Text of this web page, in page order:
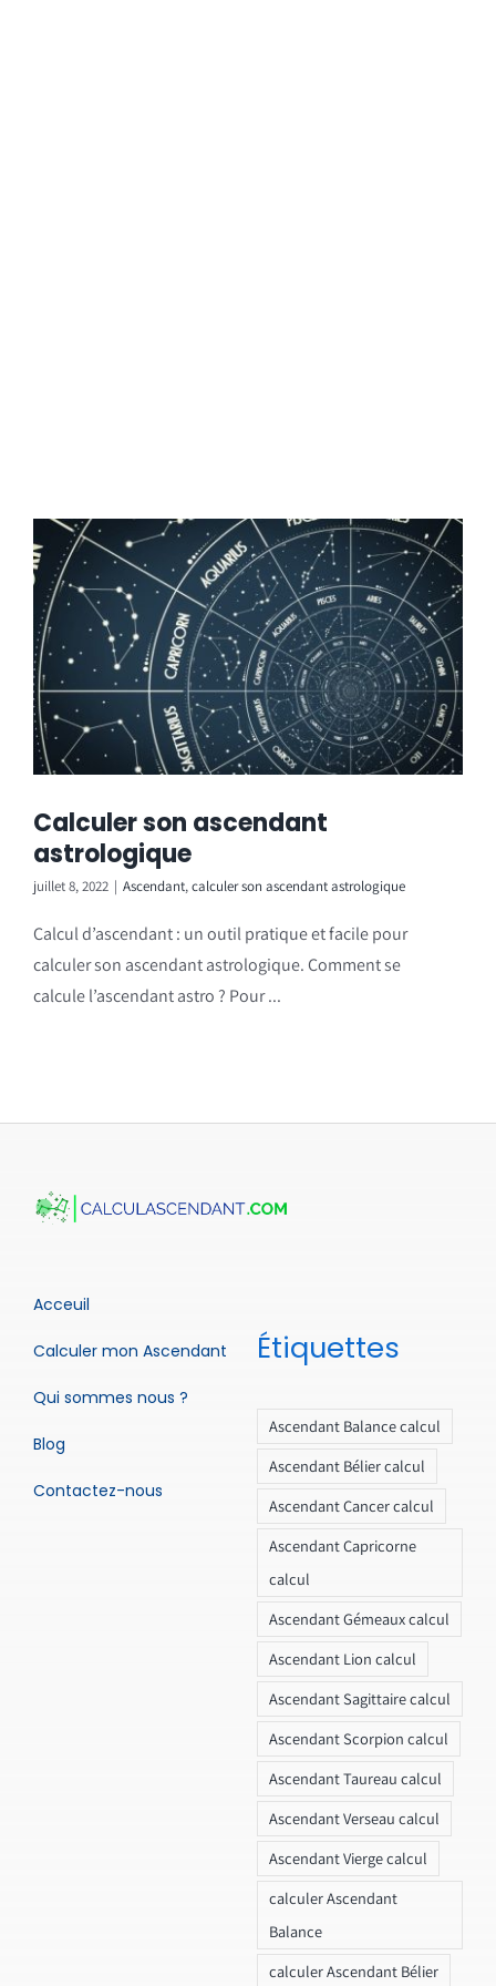
Calculer son ascendant
astrologique
juillet 8, 2022 | Ascendant,calculer son ascendant astrologique
Calcul d’ascendant : un outil pratique et facile pour
calculer son ascendant astrologique. Comment se
calcule l’ascendant astro ? Pour ...
Acceuil
Calculer mon Ascendant
Qui sommes nous ?
Blog
Contactez-nous
Étiquettes
Ascendant Balance calcul
Ascendant Bélier calcul
Ascendant Cancer calcul
Ascendant Capricorne
calcul
Ascendant Gémeaux calcul
Ascendant Lion calcul
Ascendant Sagittaire calcul
Ascendant Scorpion calcul
Ascendant Taureau calcul
Ascendant Verseau calcul
Ascendant Vierge calcul
calculer Ascendant
Balance
calculer Ascendant Bélier